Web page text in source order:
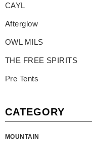
CAYL
Afterglow
OWL MILS
THE FREE SPIRITS
Pre Tents
CATEGORY
MOUNTAIN